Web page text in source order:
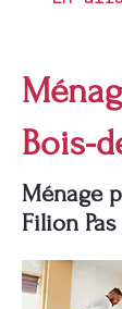
Bois-
Ménage
Filion